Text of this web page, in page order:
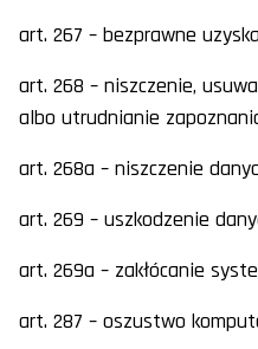
art. 267 – bezprawne
art. 268 – niszczenie,
albo utrudnianie
art. 268a – niszczenie
art. 269 – uszkodzenie
art. 269a – zakłócanie
art. 287 – oszustwo